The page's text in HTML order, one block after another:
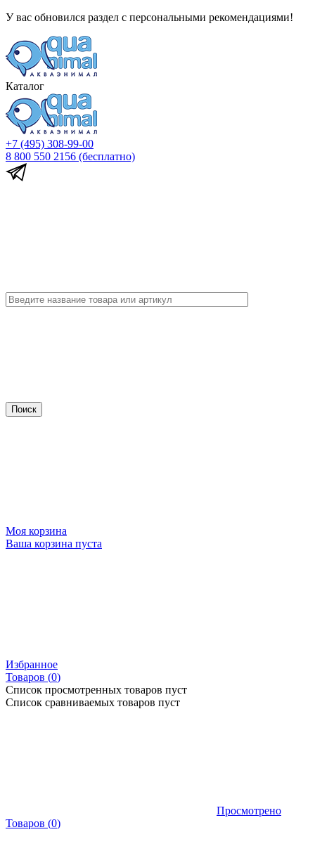
У вас обновился раздел с персональными рекомендациями!
Каталог
+7 (495) 308-99-00
8 800 550 2156 (бесплатно)
Моя корзина
Ваша корзина пуста
Избранное
Товаров (0)
Список просмотренных товаров пуст
Список сравниваемых товаров пуст
Просмотрено
Товаров (0)